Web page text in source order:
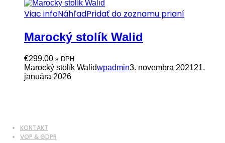
Viac infoNáhľadPridať do zoznamu prianí
Marocký stolík Walid
€299.00 s DPH
Marocký stolík Walidwpadmin3. novembra 202121.
januára 2026
KONTAKT
VOP & GDPR